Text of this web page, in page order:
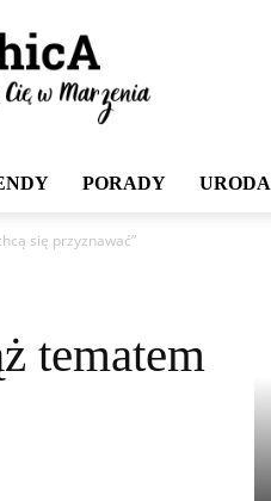
PORADY URODA
się przyznawać”
tematem